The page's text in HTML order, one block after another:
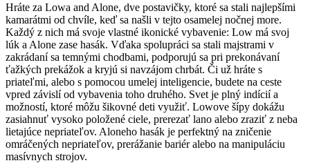
Hráte za Lowa and Alone, dve postavičky, ktoré sa stali najlepšími
kamarátmi od chvíle, keď sa našli v tejto osamelej nočnej more.
Každý z nich má svoje vlastné ikonické vybavenie: Low má svoj
lúk a Alone zase hasák. Vďaka spolupráci sa stali majstrami v
zakrádaní sa temnými chodbami, podporujú sa pri prekonávaní
ťažkých prekážok a kryjú si navzájom chrbát. Či už hráte s
priateľmi, alebo s pomocou umelej inteligencie, budete na ceste
vpred závislí od vybavenia toho druhého. Svet je plný indícií a
možností, ktoré môžu šikovné deti využiť. Lowove šípy dokážu
zasiahnuť vysoko položené ciele, prerezať lano alebo zraziť z neba
lietajúce nepriateľov. Aloneho hasák je perfektný na zničenie
omráčených nepriateľov, prerážanie bariér alebo na manipuláciu
masívnych strojov.